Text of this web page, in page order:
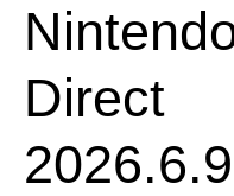
Direct
2026.6.9